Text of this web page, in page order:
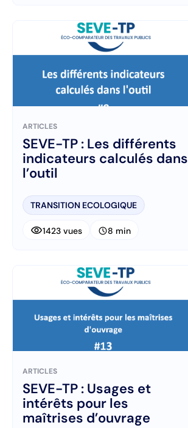
ARTICLES
SEVE-TP : Les différents
indicateurs calculés dans
l’outil
TRANSITION ECOLOGIQUE
visibility1423 vues schedule8 min
ARTICLES
SEVE-TP : Usages et
intérêts pour les
maîtrises d’ouvrage